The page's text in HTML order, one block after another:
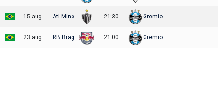
15 aug. Atl Mineiro 21:30 Gremio
23 aug. RB Bragantino 21:00 Gremio